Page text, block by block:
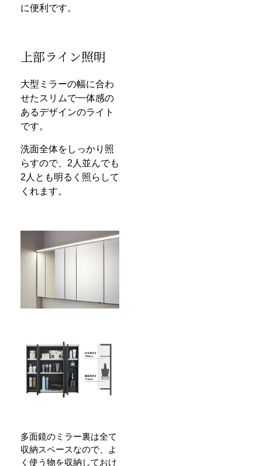
に便利です。
上部ライン照明
大型ミラーの幅に合わ
せたスリムで一体感の
あるデザインのライト
です。
洗面全体をしっかり照
らすので、2人並んでも
2人とも明るく照らして
くれます。
多面鏡のミラー裏は全て
収納スペースなので、よ
く使う物を収納しておけ